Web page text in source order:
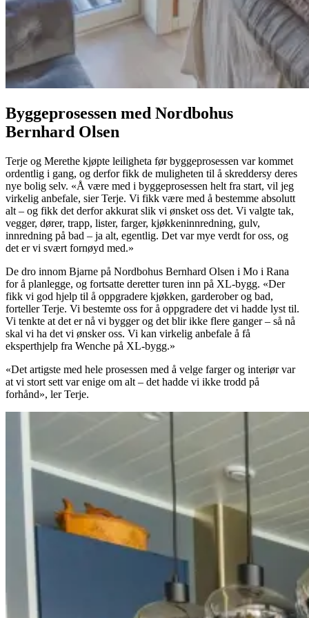
Byggeprosessen med Nordbohus
Bernhard Olsen
Terje og Merethe kjøpte leiligheta før byggeprosessen var kommet
ordentlig i gang, og derfor fikk de muligheten til å skreddersy deres
nye bolig selv. «Å være med i byggeprosessen helt fra start, vil jeg
virkelig anbefale, sier Terje. Vi fikk være med å bestemme absolutt
alt – og fikk det derfor akkurat slik vi ønsket oss det. Vi valgte tak,
vegger, dører, trapp, lister, farger, kjøkkeninnredning, gulv,
innredning på bad – ja alt, egentlig. Det var mye verdt for oss, og
det er vi svært fornøyd med.»
De dro innom Bjarne på Nordbohus Bernhard Olsen i Mo i Rana
for å planlegge, og fortsatte deretter turen inn på XL-bygg. «Der
fikk vi god hjelp til å oppgradere kjøkken, garderober og bad,
forteller Terje. Vi bestemte oss for å oppgradere det vi hadde lyst til.
Vi tenkte at det er nå vi bygger og det blir ikke flere ganger – så nå
skal vi ha det vi ønsker oss. Vi kan virkelig anbefale å få
eksperthjelp fra Wenche på XL-bygg.»
«Det artigste med hele prosessen med å velge farger og interiør var
at vi stort sett var enige om alt – det hadde vi ikke trodd på
forhånd», ler Terje.